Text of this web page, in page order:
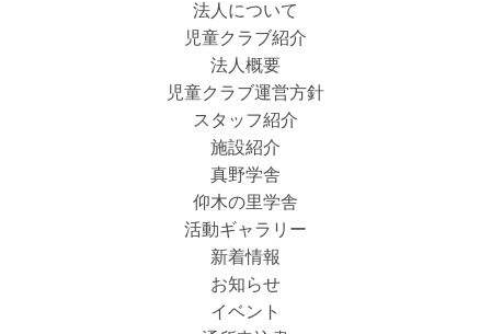
法人について
児童クラブ紹介
法人概要
児童クラブ運営方針
スタッフ紹介
施設紹介
真野学舎
仰木の里学舎
活動ギャラリー
新着情報
お知らせ
イベント